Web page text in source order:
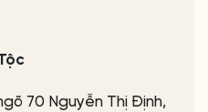
70 Nguyễn Thị Định,